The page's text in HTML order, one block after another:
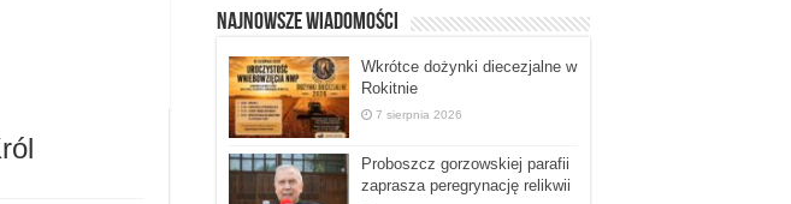
Najnowsze Wiadomości
Wkrótce dożynki diecezjalne w
Rokitnie
7 sierpnia 2026
Proboszcz gorzowskiej parafii
zaprasza peregrynację relikwii